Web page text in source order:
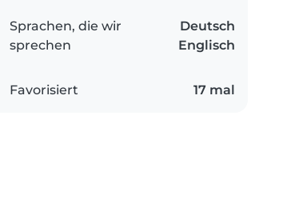
Sprachen, die wir
sprechen
Deutsch
Englisch
Favorisiert 17 mal